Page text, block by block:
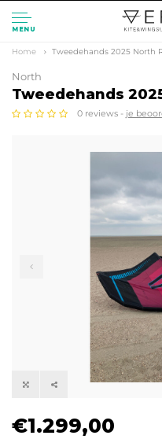
MENU
Home Tweedehands 2025 North
North
Tweedehands
0 reviews - je
€1.299,00